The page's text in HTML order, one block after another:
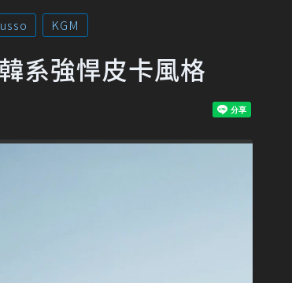
KGM
系強悍皮卡風格